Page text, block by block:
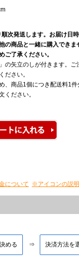
次発送します。お届け日時
の商品と一緒に購入できま
ご了承ください。
の矢立のしが付きます。ご
ださい。
、商品1個につき配送料1
ください。
について ※アイコンの説明
める 決済方法を